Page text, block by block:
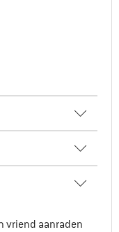
vriend aanraden